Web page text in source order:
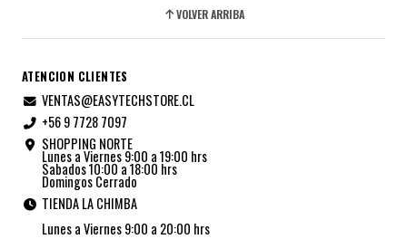
VOLVER ARRIBA
ATENCION CLIENTES
VENTAS@EASYTECHSTORE.CL
+56 9 7728 7097
SHOPPING NORTE
Lunes a Viernes 9:00 a 19:00 hrs
Sabados 10:00 a 18:00 hrs
Domingos Cerrado
TIENDA LA CHIMBA
Lunes a Viernes 9:00 a 20:00 hrs